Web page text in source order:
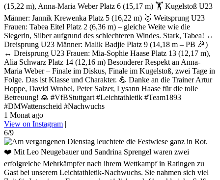
(15,22 m), Anna-Maria Weber Platz 6 (15,17 m) 🏋️ Kugelstoß U23
Männer: Jannik Krewenka Platz 5 (16,22 m) 🥈 Weitsprung U23
Frauen: Tabea Eitel Platz 2 (6,36 m) – gleiche Weite wie die
Siegerin, Silber aufgrund des schlechteren Windes. Stark, Tabea! ↔️
Dreisprung U23 Männer: Malik Badjie Platz 9 (14,18 m – PB 🎉)
↔️ Dreisprung U23 Frauen: Mia-Sophie Haase Platz 13 (12,17 m),
Alia Schwarz Platz 14 (12,16 m) Besonderer Respekt an Anna-
Maria Weber – Finale im Diskus, Finale im Kugelstoß, zwei Tage in
Folge. Das ist Klasse und Charakter. 💪 Danke an die Trainer Artur
Hoppe, David Wrobel, Peter Salzer, Lysann Haase für die tolle
Betreuung! 🙏 #VfBStuttgart #Leichtathletik #Team1893
#DMWattenscheid #Nachwuchs
1 Monat ago
View on Instagram |
6/9